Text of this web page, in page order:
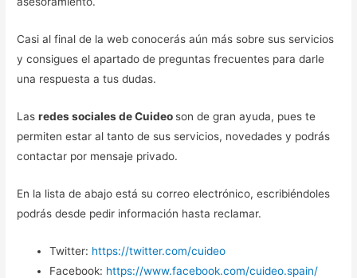
Casi al final de la web conocerás aún más sobre sus servicios
y consigues el apartado de preguntas frecuentes para darle
una respuesta a tus dudas.
Lasredes sociales de Cuideo son de gran ayuda, pues te
permiten estar al tanto de sus servicios, novedades y podrás
contactar por mensaje privado.
En la lista de abajo está su correo electrónico, escribiéndoles
podrás desde pedir información hasta reclamar.
Twitter: https://twitter.com/cuideo
Facebook: https://www.facebook.com/cuideo.spain/